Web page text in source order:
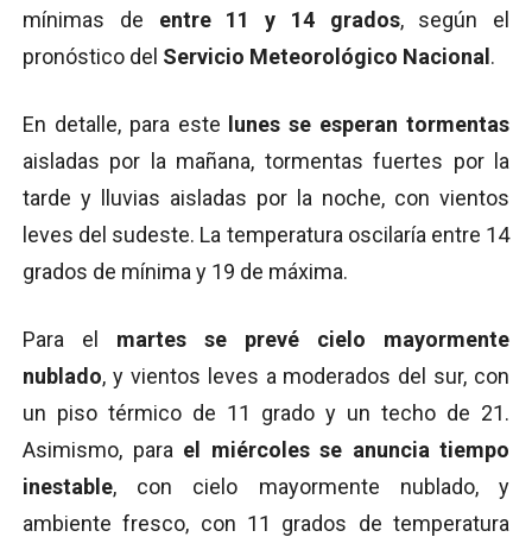
mínimas de entre 11 y 14 grados, según el
pronóstico del Servicio Meteorológico Nacional .
En detalle, para este
lunes se esperan tormentas
aisladas por la mañana, tormentas fuertes por la
tarde y lluvias aisladas por la noche, con vientos
leves del sudeste. La temperatura oscilaría entre 14
grados de mínima y 19 de máxima.
Para el martes se prevé cielo mayormente
nublado, y vientos leves a moderados del sur, con
un piso térmico de 11 grado y un techo de 21.
Asimismo, para el miércoles se anuncia tiempo
inestable, con cielo mayormente nublado, y
ambiente fresco, con 11 grados de temperatura